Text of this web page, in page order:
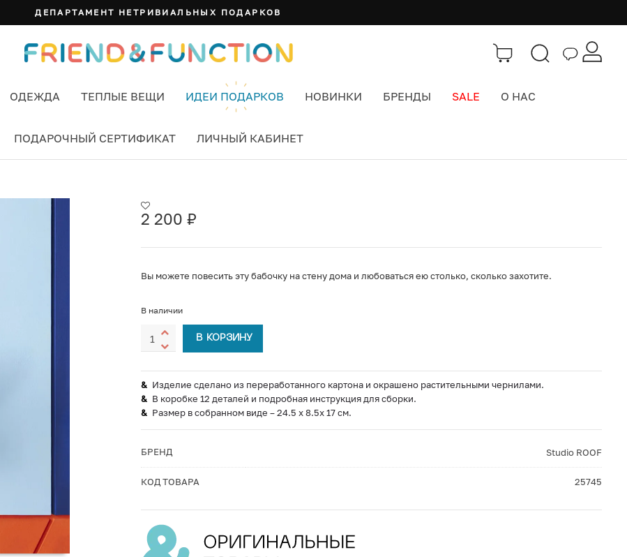
ДЕПАРТАМЕНТ НЕТРИВИАЛЬНЫХ ПОДАРКОВ
ОДЕЖДА ТЕПЛЫЕ ВЕЩИ ИДЕИ ПОДАРКОВ НОВИНКИ БРЕНДЫ SALE О НАС
ПОДАРОЧНЫЙ СЕРТИФИКАТ ЛИЧНЫЙ КАБИНЕТ
2 200 ₽
Вы можете повесить эту бабочку на стену дома и любоваться ею столько, сколько захотите.
В наличии
В КОРЗИНУ
Изделие сделано из переработанного картона и окрашено растительными чернилами.
В коробке 12 деталей и подробная инструкция для сборки.
Размер в собранном виде – 24.5 x 8.5x 17 см.
БРЕНД Studio ROOF
КОД ТОВАРА 25745